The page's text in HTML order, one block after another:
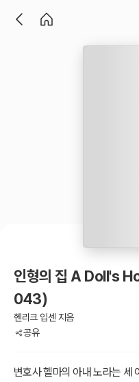
인형의 집 A Doll's
043)
헨리크 입센 지음
공유
변호사 헬마의 아내 노라는 세